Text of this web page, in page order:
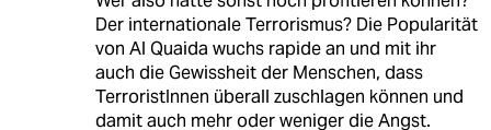
Der internationale Terrorismus? Die Popularität
von Al Quaida wuchs rapide an und mit ihr
auch die Gewissheit der Menschen, dass
TerroristInnen überall zuschlagen können und
damit auch mehr oder weniger die Angst.